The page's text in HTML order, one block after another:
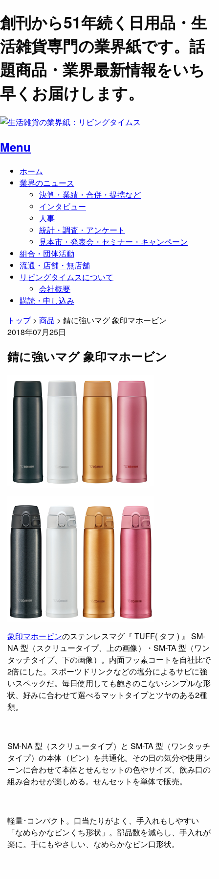
創刊から51年続く日用品・生
活雑貨専門の業界紙です。話
題商品・業界最新情報をいち
早くお届けします。
Menu
ホーム
業界のニュース
決算・業績・合併・提携など
インタビュー
人事
統計・調査・アンケート
見本市・発表会・セミナー・キャンペーン
組合・団体活動
流通・店舗・無店舗
リビングタイムスについて
会社概要
購読・申し込み
トップ> 商品 > 錆に強いマグ 象印マホービン
2018年07月25日
錆に強いマグ 象印マホービン
象印マホービンのステンレスマグ『 TUFF( タフ ) 』 SM-
NA 型（スクリュータイプ、上の画像）・SM-TA 型（ワン
タッチタイプ、下の画像）。内面フッ素コートを自社比で
2倍にした。スポーツドリンクなどの塩分によるサビに強
いスペックだ。毎日使用しても飽きのこないシンプルな形
状、好みに合わせて選べるマットタイプとツヤのある2種
類。
SM-NA 型（スクリュータイプ）と SM-TA 型（ワンタッチ
タイプ）の本体（ビン）を共通化。その日の気分や使用シ
ーンに合わせて本体とせんセットの色やサイズ、飲み口の
組み合わせが楽しめる。せんセットを単体で販売。
軽量･コンパクト。口当たりがよく、手入れもしやすい
「なめらかなビンくち形状」。部品数を減らし、手入れが
楽に。手にもやさしい、なめらかなビン口形状。